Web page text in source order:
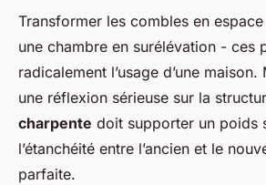
Transformer les combles en
une chambre en surélévation - ces
radicalement l’usage d’une
une réflexion sérieuse sur la
charpente doit supporter un poids
l’étanchéité entre l’ancien et le
parfaite.